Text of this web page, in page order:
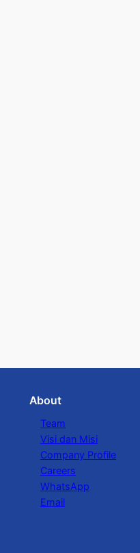
About
Team
Visi dan Misi
Company Profile
Careers
WhatsApp
Email